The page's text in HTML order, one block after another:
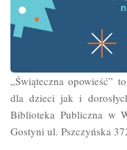
„Świąteczna opowieść”
dla dzieci jak i
Biblioteka Publiczna w
Gostyni ul. Pszczyńska